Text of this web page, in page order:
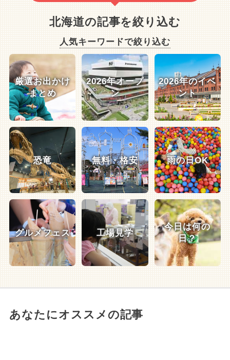
北海道の記事を絞り込む
人気キーワードで絞り込む
厳選お出かけ
まとめ
2026年オープ
ン
2026年のイベ
ント
恐竜 無料・格安 雨の日OK
グルメフェス 工場見学
今日は何の
日？
あなたにオススメの記事